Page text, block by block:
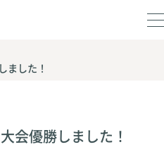
ました！
会優勝しました！